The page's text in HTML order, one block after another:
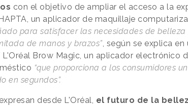
con el objetivo de ampliar el acceso a la
un aplicador de maquillaje
para satisfacer las necesidades de belleza
de manos y brazos” , según se explica
L'Oréal Brow Magic, un aplicador electrónico
“que proporciona a los consumidores
en segundos”.
desde L'Oréal, el futuro de la